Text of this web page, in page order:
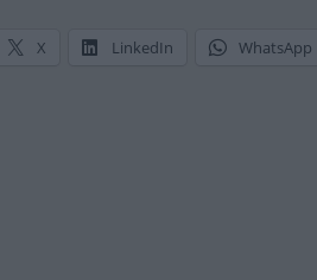
X LinkedIn WhatsApp